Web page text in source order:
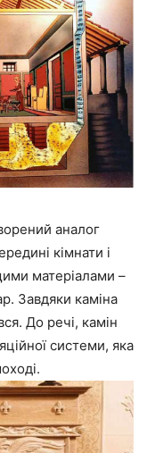
аналог
кімнати і
матеріалами –
Завдяки каміна
До речі, камін
системи, яка